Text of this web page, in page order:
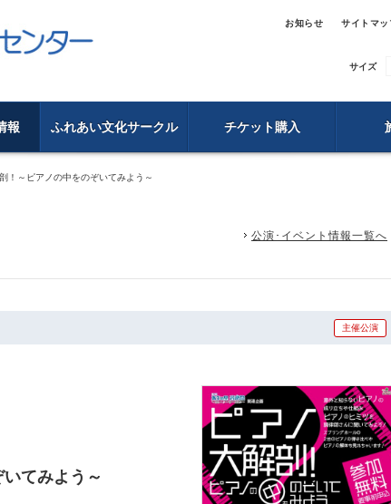
お知らせ サイトマッ
サイズ
報 ふれあい文化サークル チケット購入
～ピアノの中をのぞいてみよう～
公演･イベント情報一覧へ
主催公演
てみよう～